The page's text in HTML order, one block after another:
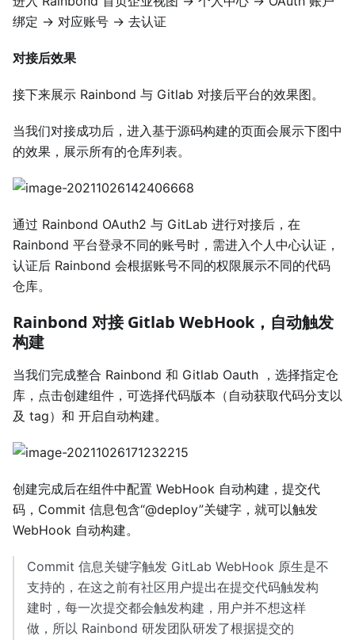
绑定 → 对应账号 → 去认证
对接后效果
接下来展示 Rainbond 与 Gitlab 对接后平台的效果图。
当我们对接成功后，进入基于源码构建的页面会展示下图中
的效果，展示所有的仓库列表。
通过 Rainbond OAuth2 与 GitLab 进行对接后，在
Rainbond 平台登录不同的账号时，需进入个人中心认证，
认证后 Rainbond 会根据账号不同的权限展示不同的代码
仓库。
Rainbond 对接 Gitlab WebHook，自动触发
构建
当我们完成整合 Rainbond 和 Gitlab Oauth ，选择指定仓
库，点击创建组件，可选择代码版本（自动获取代码分支以
及 tag）和 开启自动构建。
创建完成后在组件中配置 WebHook 自动构建，提交代
码，Commit 信息包含“@deploy”关键字，就可以触发
WebHook 自动构建。
Commit 信息关键字触发 GitLab WebHook 原生是不
支持的，在这之前有社区用户提出在提交代码触发构
建时，每一次提交都会触发构建，用户并不想这样
做，所以 Rainbond 研发团队研发了根据提交的